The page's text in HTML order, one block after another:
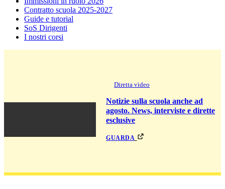
Contratto scuola 2025-2027
Guide e tutorial
SoS Dirigenti
I nostri corsi
Diretta video
Notizie sulla scuola anche ad
agosto. News, interviste e dirette
esclusive
guarda